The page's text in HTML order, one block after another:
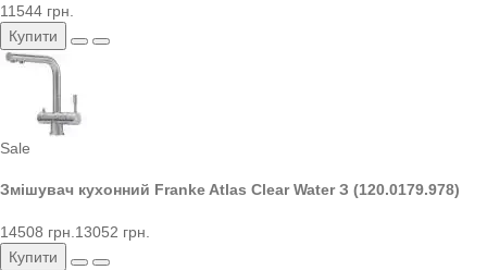
11544 грн.
Купити
Sale
Змішувач кухонний Franke Atlas Clear Water З (120.0179.978)
14508 грн. 13052 грн.
Купити